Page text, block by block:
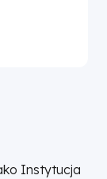
Instytucja